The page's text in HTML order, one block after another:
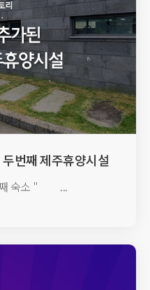
번째 제주휴양시설
째 숙소 " ...